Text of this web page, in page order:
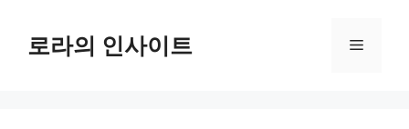
로라의 인사이트 메